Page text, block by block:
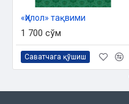
«Ҳилол» тақвими
1 700 сўм
Саватчага қўшиш